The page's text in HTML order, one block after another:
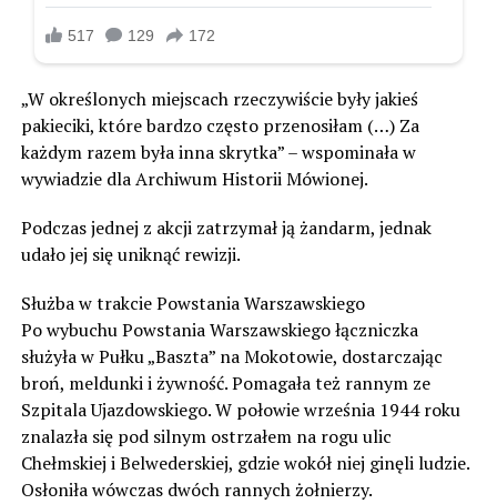
„W określonych miejscach rzeczywiście były jakieś
pakieciki, które bardzo często przenosiłam (…) Za
każdym razem była inna skrytka” – wspominała w
wywiadzie dla Archiwum Historii Mówionej.
Podczas jednej z akcji zatrzymał ją żandarm, jednak
udało jej się uniknąć rewizji.
Służba w trakcie Powstania Warszawskiego
Po wybuchu Powstania Warszawskiego łączniczka
służyła w Pułku „Baszta” na Mokotowie, dostarczając
broń, meldunki i żywność. Pomagała też rannym ze
Szpitala Ujazdowskiego. W połowie września 1944 roku
znalazła się pod silnym ostrzałem na rogu ulic
Chełmskiej i Belwederskiej, gdzie wokół niej ginęli ludzie.
Osłoniła wówczas dwóch rannych żołnierzy.